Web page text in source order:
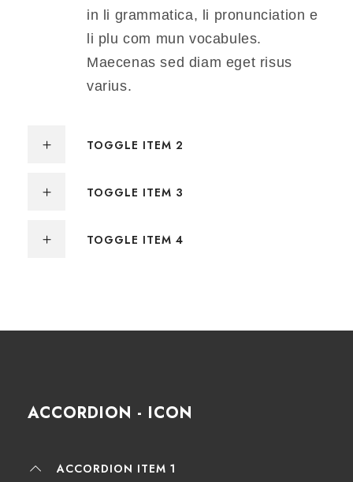
in li grammatica, li pronunciation e
li plu com mun vocabules.
Maecenas sed diam eget risus
varius.
TOGGLE ITEM 2
TOGGLE ITEM 3
TOGGLE ITEM 4
ACCORDION - ICON
ACCORDION ITEM 1